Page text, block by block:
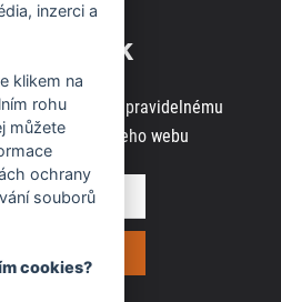
novinek
adresu k pravidelnému
informací z našeho webu
inzerci a
klikem na
rohu
můžete
ochrany
souborů
cookies?